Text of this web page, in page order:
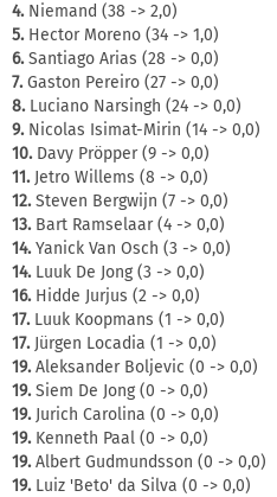
4.Niemand (38 -> 2,0)
5.Hector Moreno (34 -> 1,0)
6.Santiago Arias (28 -> 0,0)
7.Gaston Pereiro (27 -> 0,0)
8.Luciano Narsingh (24 -> 0,0)
9.Nicolas Isimat-Mirin (14 -> 0,0)
10.Davy Pröpper (9 -> 0,0)
11.Jetro Willems (8 -> 0,0)
12.Steven Bergwijn (7 -> 0,0)
13.Bart Ramselaar (4 -> 0,0)
14.Yanick Van Osch (3 -> 0,0)
14.Luuk De Jong (3 -> 0,0)
16.Hidde Jurjus (2 -> 0,0)
17.Luuk Koopmans (1 -> 0,0)
17.Jürgen Locadia (1 -> 0,0)
19.Aleksander Boljevic (0 -> 0,0)
19.Siem De Jong (0 -> 0,0)
19.Jurich Carolina (0 -> 0,0)
19.Kenneth Paal (0 -> 0,0)
19.Albert Gudmundsson (0 -> 0,0)
19.Luiz 'Beto' da Silva (0 -> 0,0)